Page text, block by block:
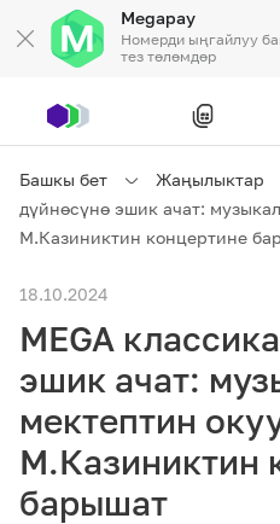
Megapay
Номерди ыңгайлуу
тез төлөмдөр
Жеке кардарларга
Жеке кардарларга
Байланыш
Тарифтер Акциялар
Башкы бет Жаңылыктар
дүйнөсүнө эшик ачат:
М.Казиниктин концертине
18.10.2024
MEGA
эшик ачат:
мектептин
М.Казиниктин
барышат